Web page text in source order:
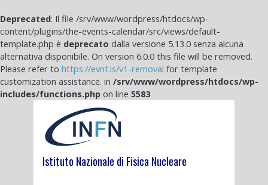
Deprecated: Il file /srv/www/wordpress/htdocs/wp-
content/plugins/the-events-calendar/src/views/default-
template.php è deprecato dalla versione 5.13.0 senza alcuna
alternativa disponibile. On version 6.0.0 this file will be removed.
Please refer to https://evnt.is/v1-removal for template
customization assistance. in /srv/www/wordpress/htdocs/wp-
includes/functions.php on line 5583
Istituto Nazionale di Fisica Nucleare